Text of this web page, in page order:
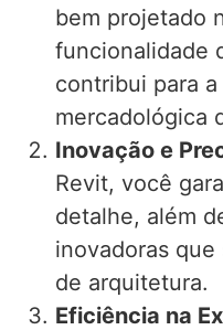
bem projetado
funcionalidade
contribui para
mercadológica
Inovação e
Revit, você
detalhe, além
inovadoras
de arquitetura.
Eficiência na